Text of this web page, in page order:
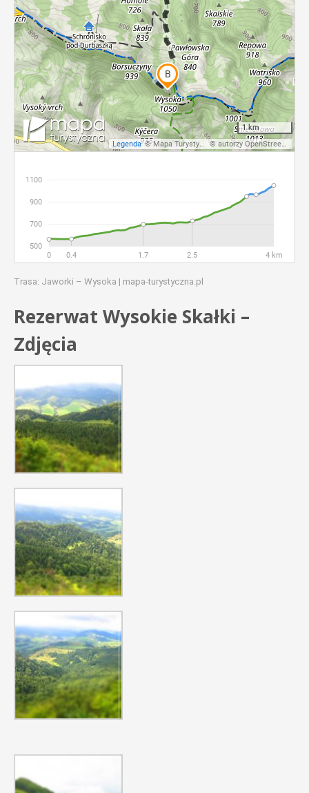
Trasa: Jaworki – Wysoka | mapa-turystyczna.pl
Rezerwat Wysokie Skałki –
Zdjęcia